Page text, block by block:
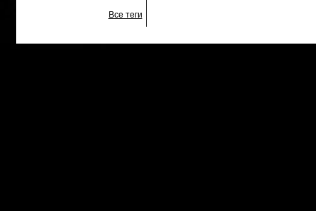
Все теги